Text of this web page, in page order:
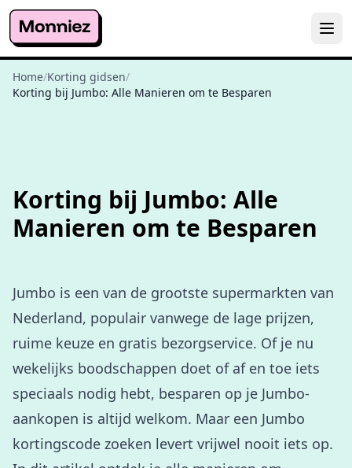
Home/Korting gidsen/
Korting bij Jumbo: Alle Manieren om te Besparen
Korting bij Jumbo: Alle
Manieren om te Besparen
Jumbo is een van de grootste supermarkten van
Nederland, populair vanwege de lage prijzen,
ruime keuze en gratis bezorgservice. Of je nu
wekelijks boodschappen doet of af en toe iets
speciaals nodig hebt, besparen op je Jumbo-
aankopen is altijd welkom. Maar een Jumbo
kortingscode zoeken levert vrijwel nooit iets op.